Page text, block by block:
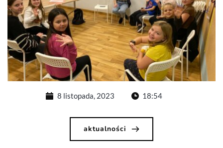
8 listopada, 2023 18:54
aktualności